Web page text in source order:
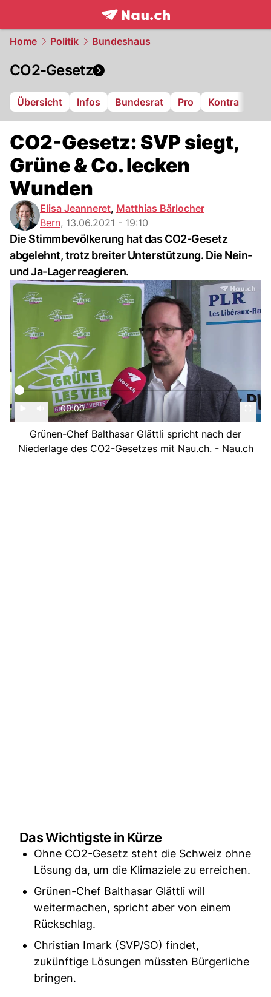
frontpage.NAU.ch
Home Politik Bundeshaus
CO2-Gesetz
Übersicht Infos Bundesrat Pro Kontra
CO2-Gesetz: SVP siegt,
Grüne & Co. lecken
Wunden
Elisa Jeanneret, Matthias Bärlocher
Bern, 13.06.2021 - 19:10
Die Stimmbevölkerung hat das CO2-Gesetz
abgelehnt, trotz breiter Unterstützung. Die Nein-
und Ja-Lager reagieren.
00:00
Grünen-Chef Balthasar Glättli spricht nach der
Niederlage des CO2-Gesetzes mit Nau.ch. - Nau.ch
Das Wichtigste in Kürze
Ohne CO2-Gesetz steht die Schweiz ohne
Lösung da, um die Klimaziele zu erreichen.
Grünen-Chef Balthasar Glättli will
weitermachen, spricht aber von einem
Rückschlag.
Christian Imark (SVP/SO) findet,
zukünftige Lösungen müssten Bürgerliche
bringen.